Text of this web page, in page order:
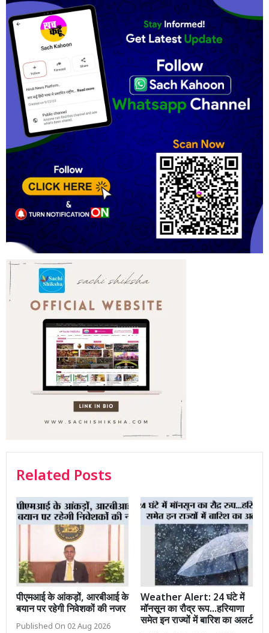
Related Posts
पीएमआई के आंकड़ों, आरबीआई के
बयान पर रहेगी निवेशकों की नजर
Published On 02 Aug 2026
Weather Alert: 24 घंटे में
मॉनसून का रौद्र रूप...हरियाणा
समेत इन राज्यों में बारिश का अलर्ट